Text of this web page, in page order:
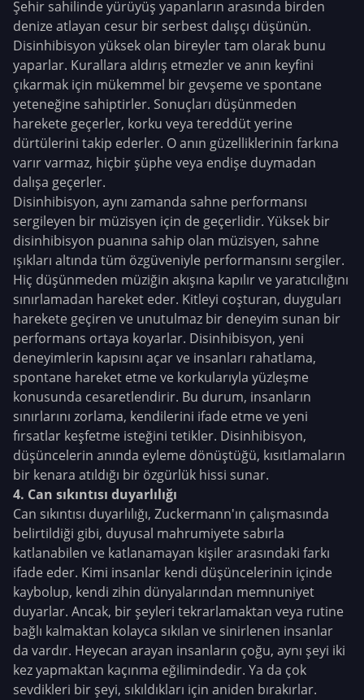
Şehir sahilinde yürüyüş yapanların arasında birden
denize atlayan cesur bir serbest dalışçı düşünün.
Disinhibisyon yüksek olan bireyler tam olarak bunu
yaparlar. Kurallara aldırış etmezler ve anın keyfini
çıkarmak için mükemmel bir gevşeme ve spontane
yeteneğine sahiptirler. Sonuçları düşünmeden
harekete geçerler, korku veya tereddüt yerine
dürtülerini takip ederler. O anın güzelliklerinin farkına
varır varmaz, hiçbir şüphe veya endişe duymadan
dalışa geçerler.
Disinhibisyon, aynı zamanda sahne performansı
sergileyen bir müzisyen için de geçerlidir. Yüksek bir
disinhibisyon puanına sahip olan müzisyen, sahne
ışıkları altında tüm özgüveniyle performansını sergiler.
Hiç düşünmeden müziğin akışına kapılır ve yaratıcılığını
sınırlamadan hareket eder. Kitleyi coşturan, duyguları
harekete geçiren ve unutulmaz bir deneyim sunan bir
performans ortaya koyarlar. Disinhibisyon, yeni
deneyimlerin kapısını açar ve insanları rahatlama,
spontane hareket etme ve korkularıyla yüzleşme
konusunda cesaretlendirir. Bu durum, insanların
sınırlarını zorlama, kendilerini ifade etme ve yeni
fırsatlar keşfetme isteğini tetikler. Disinhibisyon,
düşüncelerin anında eyleme dönüştüğü, kısıtlamaların
bir kenara atıldığı bir özgürlük hissi sunar.
4. Can sıkıntısı duyarlılığı
Can sıkıntısı duyarlılığı, Zuckermann'ın çalışmasında
belirtildiği gibi, duyusal mahrumiyete sabırla
katlanabilen ve katlanamayan kişiler arasındaki farkı
ifade eder. Kimi insanlar kendi düşüncelerinin içinde
kaybolup, kendi zihin dünyalarından memnuniyet
duyarlar. Ancak, bir şeyleri tekrarlamaktan veya rutine
bağlı kalmaktan kolayca sıkılan ve sinirlenen insanlar
da vardır. Heyecan arayan insanların çoğu, aynı şeyi iki
kez yapmaktan kaçınma eğilimindedir. Ya da çok
sevdikleri bir şeyi, sıkıldıkları için aniden bırakırlar.